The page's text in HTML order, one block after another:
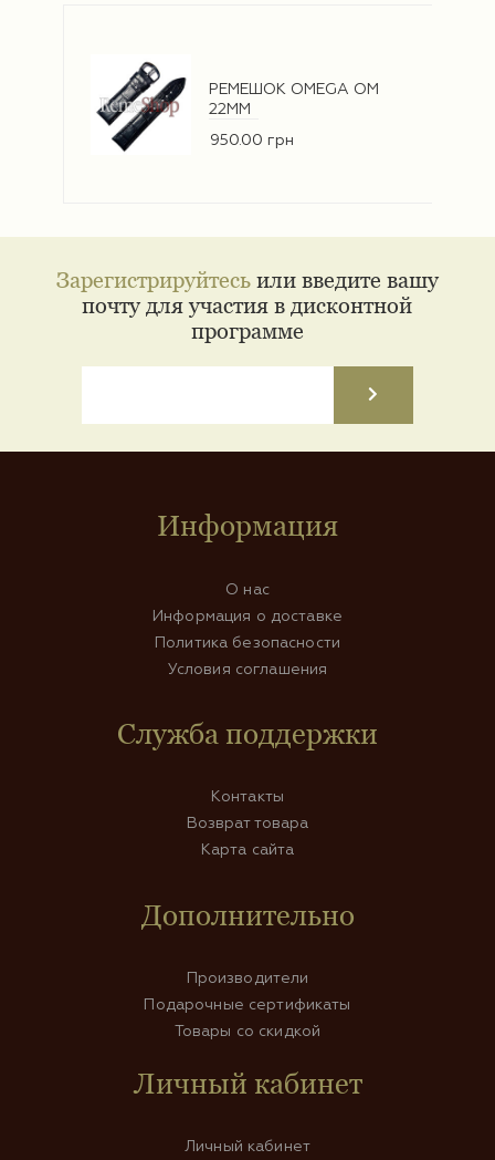
РЕМЕШОК OMEGA OM
22ММ
950.00 грн
Зарегистрируйтесьили введите вашу
почту для участия в дисконтной
программе
Информация
О нас
Информация о доставке
Политика безопасности
Условия соглашения
Служба поддержки
Контакты
Возврат товара
Карта сайта
Дополнительно
Производители
Подарочные сертификаты
Товары со скидкой
Личный кабинет
Личный кабинет